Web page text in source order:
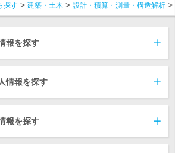
探す 建築・土木 設計・積算・測量・構造解析
報を探す
情報を探す
報を探す